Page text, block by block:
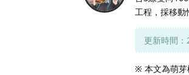
工程，採移動
更新時間
※ 本文為萌芽